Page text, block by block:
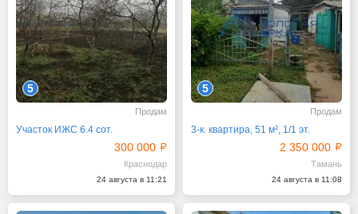
5
Продам
Участок ИЖС 6.4 сот.
300 000
Краснодар
24 августа в 11:21
5
Продам
3-к. квартира, 51 м², 1/1 эт.
2 350 000
Тамань
24 августа в 11:08